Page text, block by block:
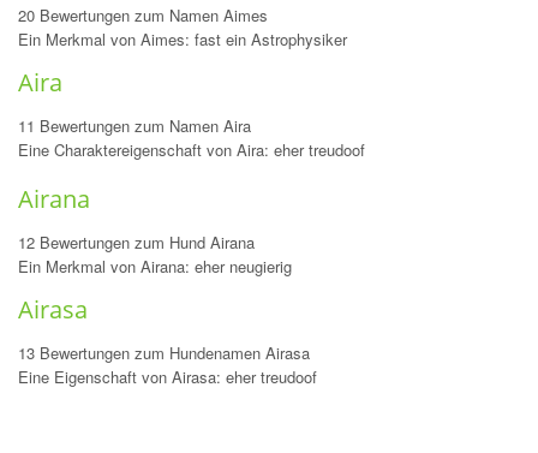
20 Bewertungen zum Namen Aimes
Ein Merkmal von Aimes: fast ein Astrophysiker
Aira
11 Bewertungen zum Namen Aira
Eine Charaktereigenschaft von Aira: eher treudoof
Airana
12 Bewertungen zum Hund Airana
Ein Merkmal von Airana: eher neugierig
Airasa
13 Bewertungen zum Hundenamen Airasa
Eine Eigenschaft von Airasa: eher treudoof